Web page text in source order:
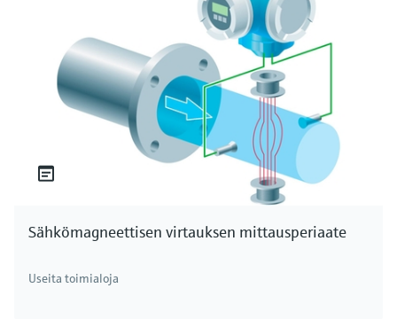
Sähkömagneettisen virtauksen mittausperiaate
Useita toimialoja